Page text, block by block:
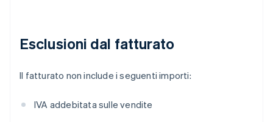
Esclusioni dal fatturato
Il fatturato non include i seguenti importi:
IVA addebitata sulle vendite